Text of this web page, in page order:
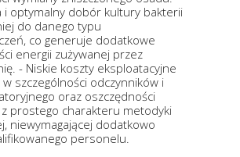
i optymalny dobór kultury bakterii
do danego typu
co generuje dodatkowe
energii zużywanej przez
- Niskie koszty eksploatacyjne
szczególności odczynników i
oraz oszczędności
prostego charakteru metodyki
niewymagającej dodatkowo
personelu.